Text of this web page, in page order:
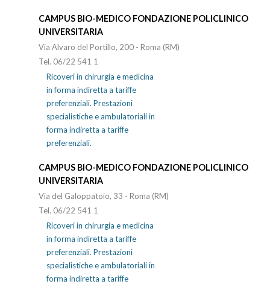
CAMPUS BIO-MEDICO FONDAZIONE POLICLINICO
UNIVERSITARIA
Via Alvaro del Portillo, 200 - Roma (RM)
Tel. 06/22 541 1
Ricoveri in chirurgia e medicina
in forma indiretta a tariffe
preferenziali. Prestazioni
specialistiche e ambulatoriali in
forma indiretta a tariffe
preferenziali.
CAMPUS BIO-MEDICO FONDAZIONE POLICLINICO
UNIVERSITARIA
Via del Galoppatoio, 33 - Roma (RM)
Tel. 06/22 541 1
Ricoveri in chirurgia e medicina
in forma indiretta a tariffe
preferenziali. Prestazioni
specialistiche e ambulatoriali in
forma indiretta a tariffe